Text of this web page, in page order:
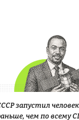
запустил
чем по всему